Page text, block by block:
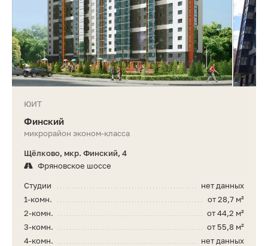
ЮИТ
Финский
микрорайон эконом-класса
Щёлково, мкр. Финский, 4
Фряновское шоссе
нет данных
Студии
от 28,7 м²
1-комн.
от 44,2 м²
2-комн.
от 55,8 м²
3-комн.
нет данных
4-комн.